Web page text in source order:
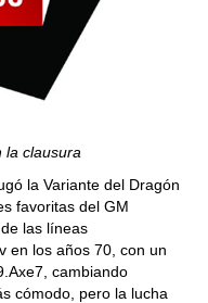
la clausura
la Variante del Dragón
favoritas del GM
las líneas
en los años 70, con un
cambiando
cómodo, pero la lucha